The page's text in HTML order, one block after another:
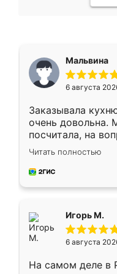
Мальвина
6 августа
Заказывала
очень довольна.
посчитала, на
Замерщик
делу со всей
за день, ребята
Читать полностью
Игорь М.
6 августа
На самом деле в